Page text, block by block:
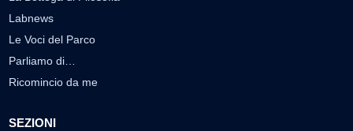
Labnews
Le Voci del Parco
Parliamo di…
Ricomincio da me
SEZIONI